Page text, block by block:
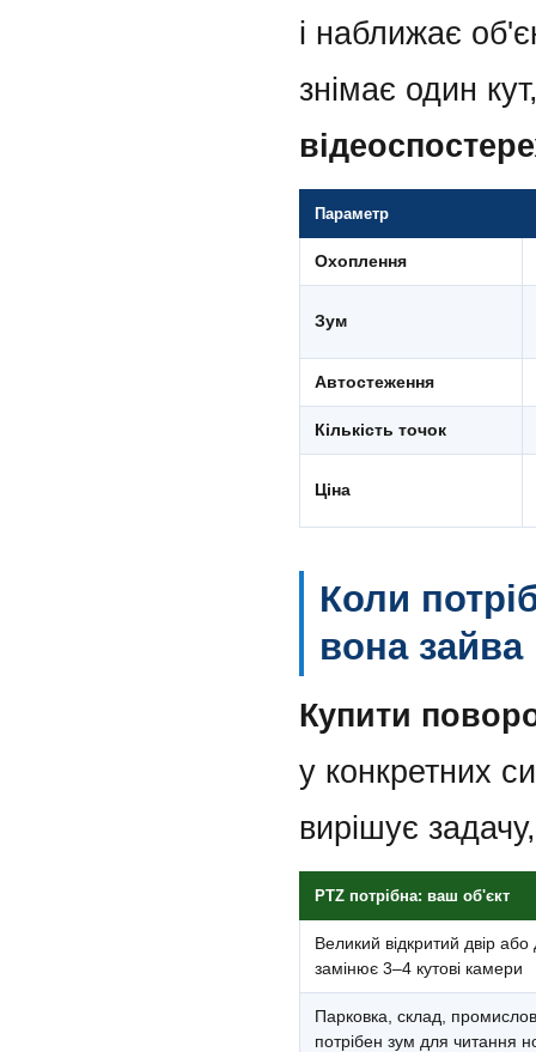
і наближає
знімає один
Параметр
Охоплення
Зум
Автостеження
Кількість точок
Ціна
Коли
вона зайва
Купити
у конкретних
вирішує
PTZ потрібна: ваш об'єкт
Великий відкритий двір
замінює 3–4 кутові камери
Парковка, склад,
потрібен зум для читання